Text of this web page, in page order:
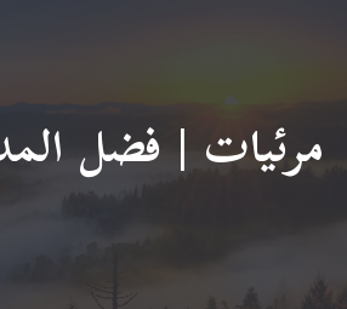
مرئيات | فضل